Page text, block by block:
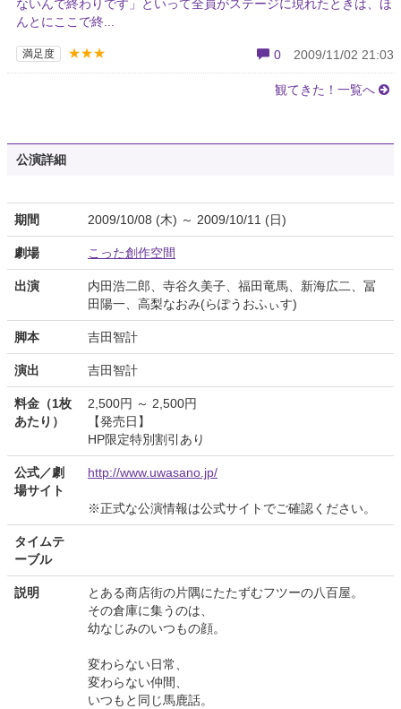
ないんで終わりです」といって全員がステージに現れたときは、ほ
んとにここで終...
満足度 ★★★ 0 2009/11/02 21:03
観てきた！一覧へ
公演詳細
期間 2009/10/08 (木) ～ 2009/10/11 (日)
劇場 こった創作空間
出演
内田浩二郎、寺谷久美子、福田竜馬、新海広二、冨
田陽一、高梨なおみ(らぽうおふぃす)
脚本 吉田智計
演出 吉田智計
料金（1枚
あたり）
2,500円 ～ 2,500円
【発売日】
HP限定特別割引あり
公式／劇
場サイト
http://www.uwasano.jp/
※正式な公演情報は公式サイトでご確認ください。
タイムテ
ーブル
説明
とある商店街の片隅にたたずむフツーの八百屋。
その倉庫に集うのは、
幼なじみのいつもの顔。
変わらない日常、
変わらない仲間、
いつもと同じ馬鹿話。